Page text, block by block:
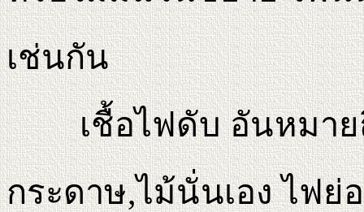
เช่นกัน
เชื้อไฟดับ อันหมายถึ
กระดาษ,ไม้นั่นเอง ไฟ